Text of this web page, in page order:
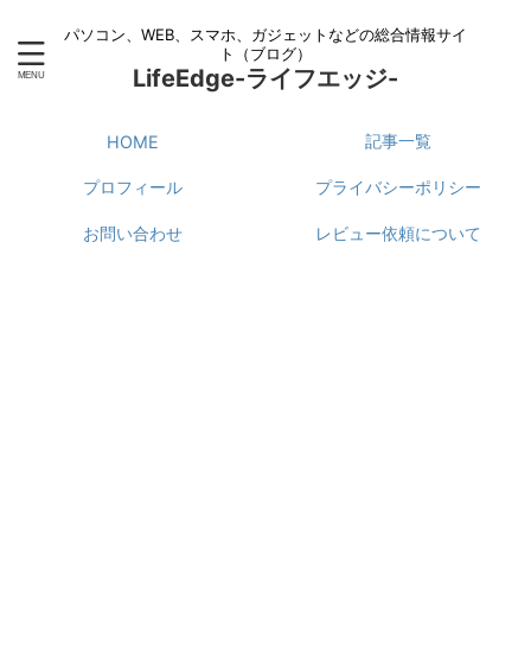
パソコン、WEB、スマホ、ガジェットなどの総合情報サイ
ト（ブログ）
LifeEdge-ライフエッジ-
HOME 記事一覧
プロフィール プライバシーポリシー
お問い合わせ レビュー依頼について